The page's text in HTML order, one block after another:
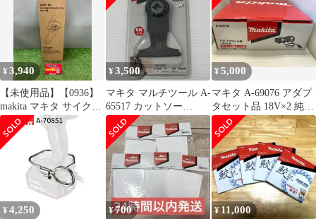
¥3,940
【未使用品】【0936】
makita マキタ サイクロ
ンアタッチメント A-
67169
IT7XARGAH9A4
¥3,500
マキタ マルチツール A-
65517 カットソー
TMA055BIM 未開封品
smkogu096539
¥5,000
マキタ A-69076 アダプ
タセット品 18V×2 純正
品
¥ 4,250 ¥700 ¥ 11,000